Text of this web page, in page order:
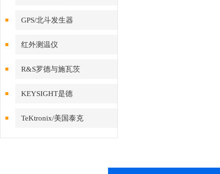
GPS/北斗发生器
红外测温仪
R&S罗德与施瓦茨
KEYSIGHT是德
TeKtronix/美国泰克